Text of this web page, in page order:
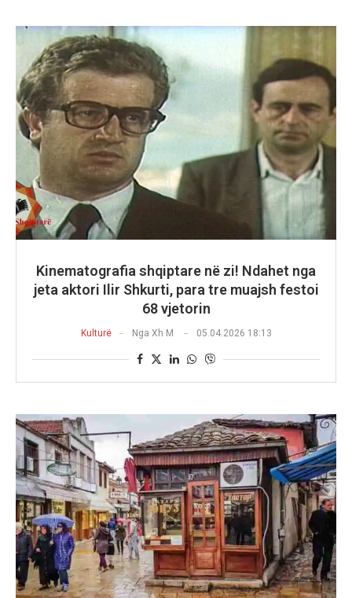
Kinematografia shqiptare në zi! Ndahet nga
jeta aktori Ilir Shkurti, para tre muajsh festoi
68 vjetorin
Kulturë Nga Xh M 05.04.2026 18:13